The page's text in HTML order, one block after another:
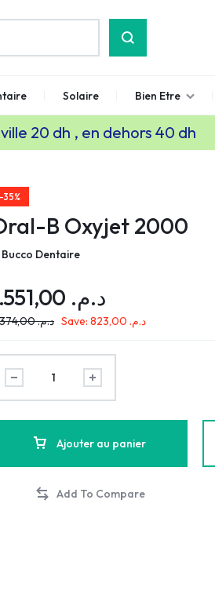
Solaire Bien Etre
20 dh , en dehors 40 dh
-35%
B Oxyjet 2000
Bucco Dentaire
د.م.
د.م.2.374,00 Save: د.م.823,00
Ajouter au panier